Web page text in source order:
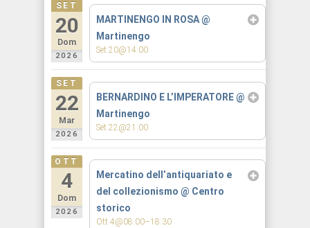
SET
20
Dom
2026
MARTINENGO IN ROSA@
Martinengo
Set 20@14:00
SET
22
Mar
2026
BERNARDINO E L’IMPERATORE@
Martinengo
Set 22@21:00
OTT
4
Dom
2026
Mercatino dell’antiquariato e
del collezionismo @ Centro
storico
Ott 4@08:00–18:30